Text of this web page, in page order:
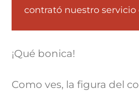
contrató nuestro servicio
¡Qué bonica!
Como ves, la figura del